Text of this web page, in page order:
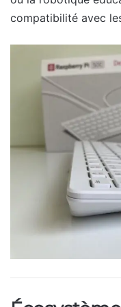
compatibilité avec